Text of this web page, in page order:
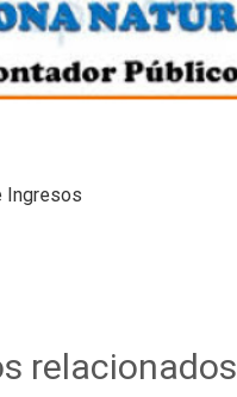
Ingresos
relacionados